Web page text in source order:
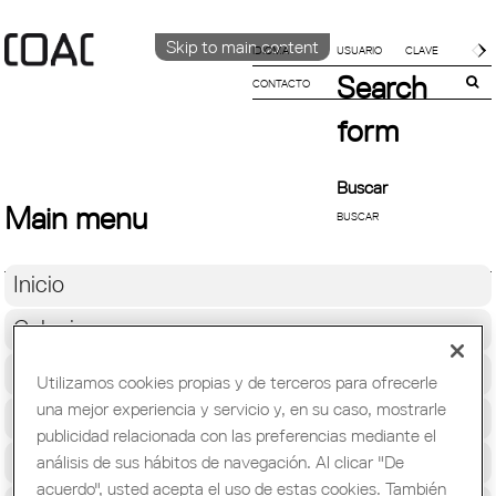
Skip to main content
IDIOMA
CATALÀ
CONTACTO
Search
form
Buscar
Main menu
Inicio
Colegio
Soporte Profesional
Formación y Ocupación
Cultura
Utilizamos cookies propias y de terceros para ofrecerle
una mejor experiencia y servicio y, en su caso, mostrarle
publicidad relacionada con las preferencias mediante el
análisis de sus hábitos de navegación. Al clicar "De
acuerdo", usted acepta el uso de estas cookies. También